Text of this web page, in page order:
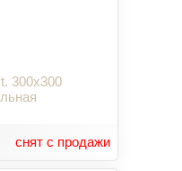
300x300
снят с продажи